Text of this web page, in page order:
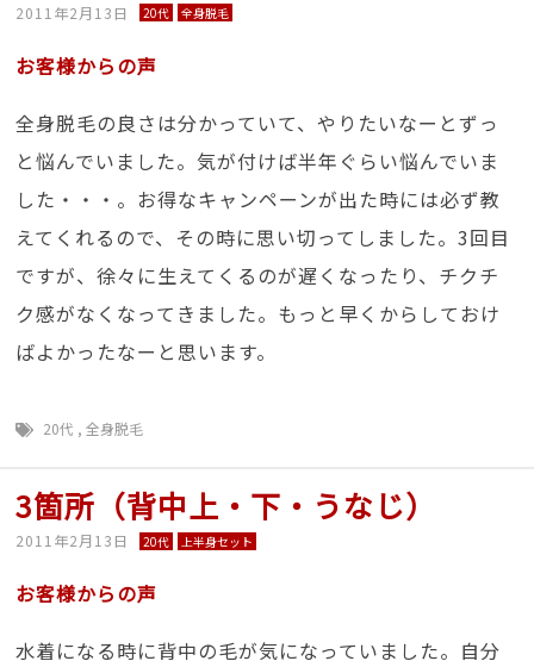
2011年2月13日 20代 全身脱毛
お客様からの声
全身脱毛の良さは分かっていて、やりたいなーとずっ
と悩んでいました。気が付けば半年ぐらい悩んでいま
した・・・。お得なキャンペーンが出た時には必ず教
えてくれるので、その時に思い切ってしました。3回目
ですが、徐々に生えてくるのが遅くなったり、チクチ
ク感がなくなってきました。もっと早くからしておけ
ばよかったなーと思います。
20代 ,全身脱毛
3箇所（背中上・下・うなじ）
2011年2月13日 20代 上半身セット
お客様からの声
水着になる時に背中の毛が気になっていました。自分